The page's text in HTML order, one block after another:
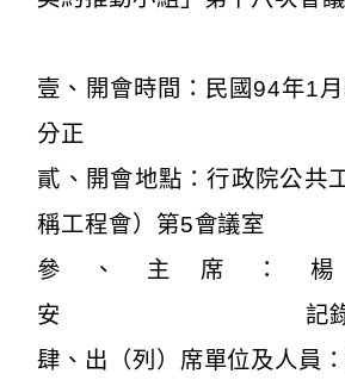
壹、開會時間：民國94年1
分正
貳、開會地點：行政院公共
稱工程會）第5會議室
參、主席：
安 記錄：謝
肆、出（列）席單位及人員